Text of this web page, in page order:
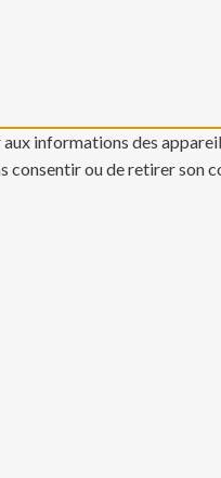
informations des
consentir ou de retirer son